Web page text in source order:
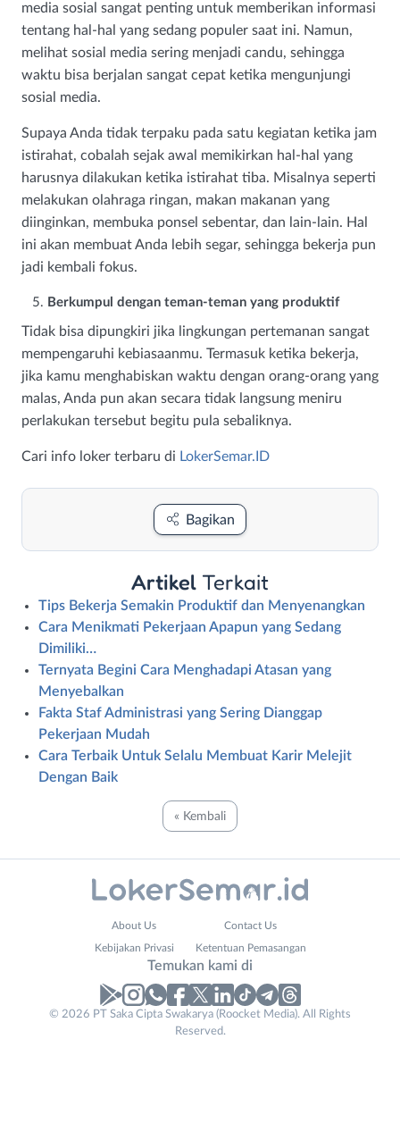
media sosial sangat penting untuk memberikan informasi
tentang hal-hal yang sedang populer saat ini. Namun,
melihat sosial media sering menjadi candu, sehingga
waktu bisa berjalan sangat cepat ketika mengunjungi
sosial media.
Supaya Anda tidak terpaku pada satu kegiatan ketika jam
istirahat, cobalah sejak awal memikirkan hal-hal yang
harusnya dilakukan ketika istirahat tiba. Misalnya seperti
melakukan olahraga ringan, makan makanan yang
diinginkan, membuka ponsel sebentar, dan lain-lain. Hal
ini akan membuat Anda lebih segar, sehingga bekerja pun
jadi kembali fokus.
Berkumpul dengan teman-teman yang produktif
Tidak bisa dipungkiri jika lingkungan pertemanan sangat
mempengaruhi kebiasaanmu. Termasuk ketika bekerja,
jika kamu menghabiskan waktu dengan orang-orang yang
malas, Anda pun akan secara tidak langsung meniru
perlakukan tersebut begitu pula sebaliknya.
Cari info loker terbaru di LokerSemar.ID
Bagikan
Artikel Terkait
Tips Bekerja Semakin Produktif dan Menyenangkan
Cara Menikmati Pekerjaan Apapun yang Sedang
Dimiliki…
Ternyata Begini Cara Menghadapi Atasan yang
Menyebalkan
Fakta Staf Administrasi yang Sering Dianggap
Pekerjaan Mudah
Cara Terbaik Untuk Selalu Membuat Karir Melejit
Dengan Baik
« Kembali
About Us Contact Us
Kebijakan Privasi Ketentuan Pemasangan
Temukan kami di
© 2026 PT Saka Cipta Swakarya (Roocket Media). All Rights
Reserved.